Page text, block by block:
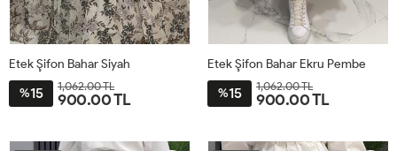
Etek Şifon Bahar Siyah
%15 1,062.00 TL
900.00 TL
Etek Şifon Bahar Ekru Pembe
%15 1,062.00 TL
900.00 TL